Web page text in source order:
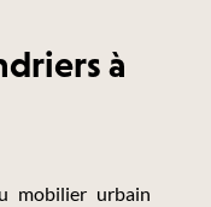
à
mobilier urbain